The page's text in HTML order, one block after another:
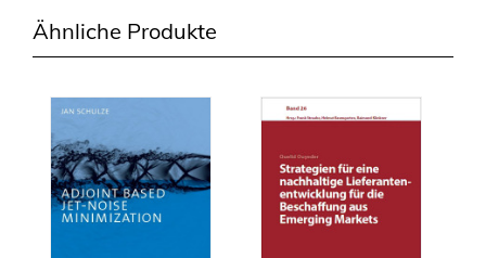
Ähnliche Produkte